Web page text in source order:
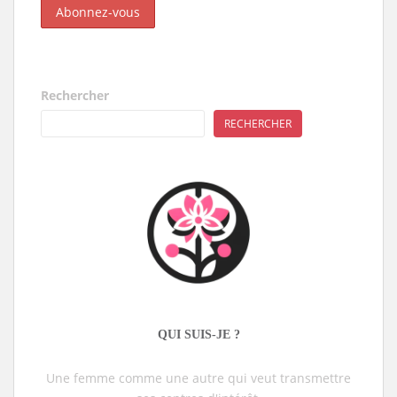
Rechercher
RECHERCHER
QUI SUIS-JE ?
Une femme comme une autre qui veut transmettre